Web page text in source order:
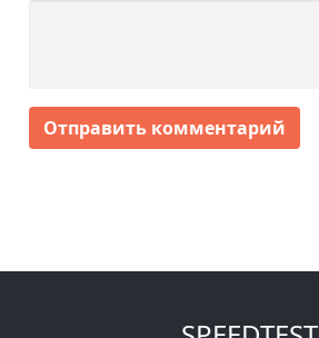
Отправить комментарий